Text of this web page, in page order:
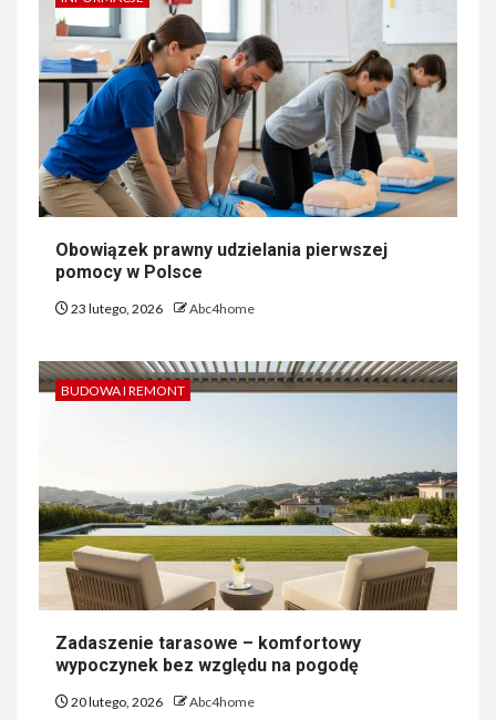
Obowiązek prawny udzielania pierwszej
pomocy w Polsce
23 lutego, 2026 Abc4home
BUDOWA I REMONT
Zadaszenie tarasowe – komfortowy
wypoczynek bez względu na pogodę
20 lutego, 2026 Abc4home